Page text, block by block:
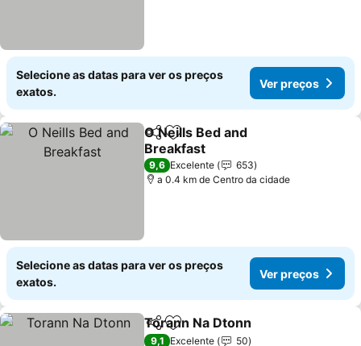
Selecione as datas para ver os preços
exatos.
Ver preços
PartilharAdicionar aos favoritos
O Neills Bed and
Breakfast
Ver preços
9,6 Excelente
653
a 0.4 km de Centro da cidade
Selecione as datas para ver os preços
exatos.
Ver preços
PartilharAdicionar aos favoritos
Torann Na Dtonn
9,1 Excelente
50